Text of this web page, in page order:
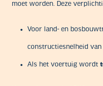
moet worden. Deze
Voor land- en
constructiesnelheid van
Als het voertuig wordt